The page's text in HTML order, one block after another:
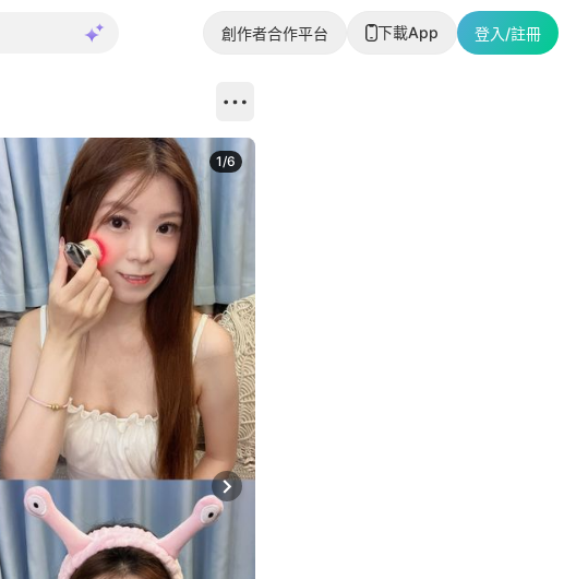
創作者合作平台 下載App 登入/註冊
Next slide
1/6